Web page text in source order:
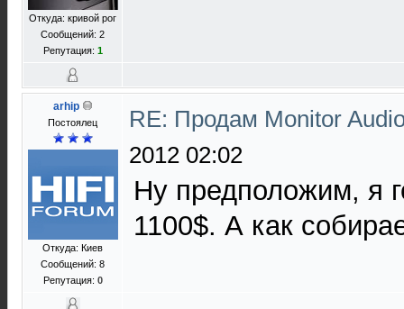
Откуда: кривой рог
Сообщений: 2
Репутация: 1
arhip
Постоялец
Откуда: Киев
Сообщений: 8
Репутация: 0
RE: Продам Monitor
2012 02:02
Ну предположим, я
1100$. А как